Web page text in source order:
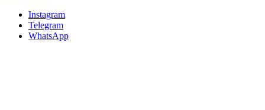
Instagram
Telegram
WhatsApp